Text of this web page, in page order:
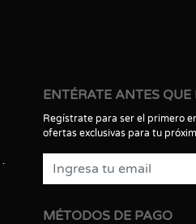
ENTÉRATE ANTES
Regístrate para ser el primero
ofertas exclusivas para tu
MÉTODOS DE PAGO